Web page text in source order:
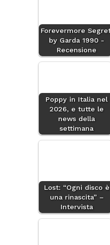
Forevermore
by Garda 1990 -
Recensione
Poppy in Italia nel
2026, e tutte le
news della
settimana
Lost: “Ogni disco è
una rinascita” –
Intervista